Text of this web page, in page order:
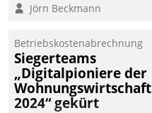
Jörn Beckmann
Betriebskostenabrechnung
Siegerteams
„Digitalpioniere der
Wohnungswirtschaft
2024“ gekürt